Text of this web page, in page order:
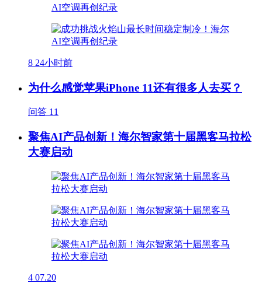
8 24小时前
为什么感觉苹果iPhone 11还有很多人去买？
问答 11
聚焦AI产品创新！海尔智家第十届黑客马拉松
大赛启动
4 07.20